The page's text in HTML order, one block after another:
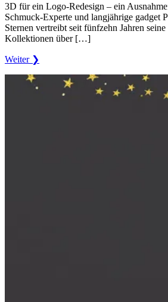
3D für ein Logo-Redesign – ein
Schmuck-Experte und langjährige gadget
Sternen vertreibt seit fünfzehn Jahren
Kollektionen über […]
Weiter ❯